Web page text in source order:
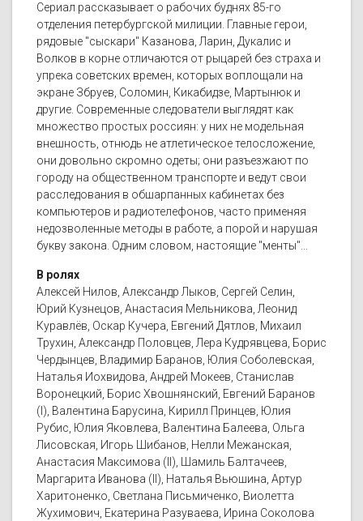
Сериал рассказывает о рабочих буднях 85-го
отделения петербургской милиции. Главные герои,
рядовые "сыскари" Казанова, Ларин, Дукалис и
Волков в корне отличаются от рыцарей без страха и
упрека советских времен, которых воплощали на
экране Збруев, Соломин, Кикабидзе, Мартынюк и
другие. Современные следователи выглядят как
множество простых россиян: у них не модельная
внешность, отнюдь не атлетическое телосложение,
они довольно скромно одеты; они разъезжают по
городу на общественном транспорте и ведут свои
расследования в обшарпанных кабинетах без
компьютеров и радиотелефонов, часто применяя
недозволенные методы в работе, а порой и нарушая
букву закона. Одним словом, настоящие "менты"...
В ролях
Алексей Нилов, Александр Лыков, Сергей Селин,
Юрий Кузнецов, Анастасия Мельникова, Леонид
Куравлёв, Оскар Кучера, Евгений Дятлов, Михаил
Трухин, Александр Половцев, Лера Кудрявцева, Борис
Чердынцев, Владимир Баранов, Юлия Соболевская,
Наталья Иохвидова, Андрей Мокеев, Станислав
Воронецкий, Борис Хвошнянский, Евгений Баранов
(I), Валентина Барусина, Кирилл Принцев, Юлия
Рубис, Юлия Яковлева, Валентина Балеева, Ольга
Лисовская, Игорь Шибанов, Нелли Межанская,
Анастасия Максимова (II), Шамиль Балтачеев,
Маргарита Иванова (II), Наталья Вьюшина, Артур
Харитоненко, Светлана Письмиченко, Виолетта
Жухимович, Екатерина Разуваева, Ирина Соколова